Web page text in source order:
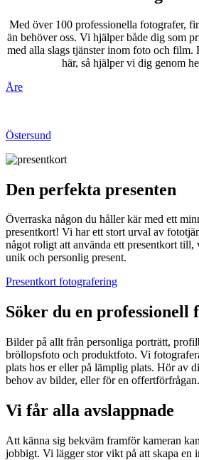
Med över 100 professionella fotografer,
än behöver oss. Vi hjälper både dig som
med alla slags tjänster inom foto och film.
här, så hjälper vi dig genom
Åre
Östersund
Den perfekta presenten
Överraska någon du håller kär med ett
presentkort! Vi har ett stort urval av
något roligt att använda ett presentkort
unik och personlig present.
Presentkort fotografering
Söker du en professionell
Bilder på allt från personliga porträtt,
bröllopsfoto och produktfoto. Vi
plats hos er eller på lämplig plats. Hör av
behov av bilder, eller för en offertförfrågan.
Vi får alla avslappnade
Att känna sig bekväm framför kameran
jobbigt. Vi lägger stor vikt på att skapa en